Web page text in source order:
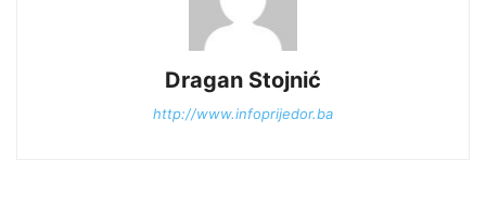
Dragan Stojnić
http://www.infoprijedor.ba